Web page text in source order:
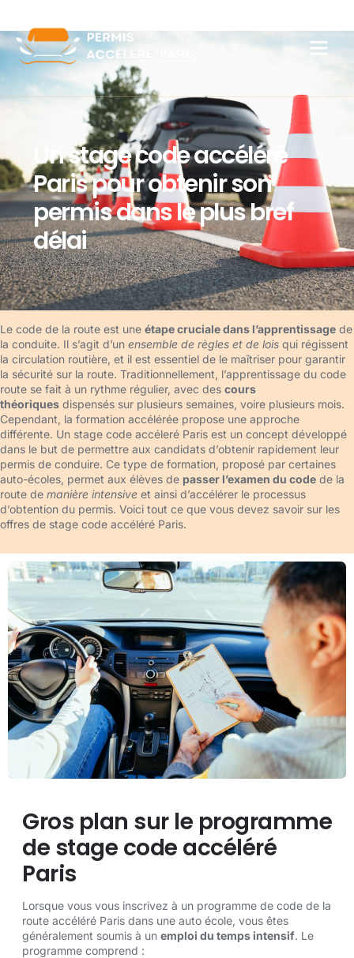
Un stage code accéléré
Paris pour obtenir son
permis dans le plus bref
délai
Le code de la route est une étape cruciale dans l’apprentissage de
la conduite. Il s’agit d’un ensemble de règles et de lois qui régissent
la circulation routière, et il est essentiel de le maîtriser pour garantir
la sécurité sur la route. Traditionnellement, l’apprentissage du code
route se fait à un rythme régulier, avec des cours
théoriques dispensés sur plusieurs semaines, voire plusieurs mois.
Cependant, la formation accélérée propose une approche
différente. Un stage code accéleré Paris est un concept développé
dans le but de permettre aux candidats d’obtenir rapidement leur
permis de conduire. Ce type de formation, proposé par certaines
auto-écoles, permet aux élèves de passer l’examen du code de la
route de manière intensive et ainsi d’accélérer le processus
d’obtention du permis. Voici tout ce que vous devez savoir sur les
offres de stage code accéléré Paris.
Gros plan sur le programme
de stage code accéléré
Paris
Lorsque vous vous inscrivez à un programme de code de la
route accéléré Paris dans une auto école, vous êtes
généralement soumis à un emploi du temps intensif. Le
programme comprend :